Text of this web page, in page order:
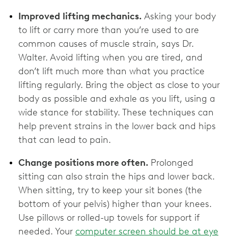
Improved lifting mechanics. Asking your body
to lift or carry more than you’re used to are
common causes of muscle strain, says Dr.
Walter. Avoid lifting when you are tired, and
don’t lift much more than what you practice
lifting regularly. Bring the object as close to your
body as possible and exhale as you lift, using a
wide stance for stability. These techniques can
help prevent strains in the lower back and hips
that can lead to pain.
Change positions more often. Prolonged
sitting can also strain the hips and lower back.
When sitting, try to keep your sit bones (the
bottom of your pelvis) higher than your knees.
Use pillows or rolled-up towels for support if
needed. Your computer screen should be at eye